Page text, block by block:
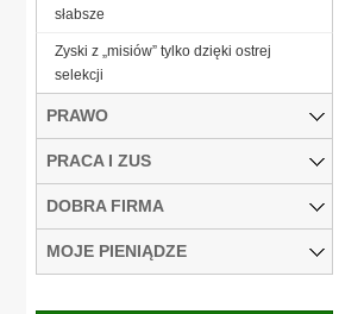
słabsze
Zyski z „misiów” tylko dzięki ostrej
selekcji
PRAWO
PRACA I ZUS
DOBRA FIRMA
MOJE PIENIĄDZE